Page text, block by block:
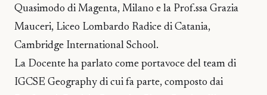
Quasimodo di Magenta, Milano e la Prof.ssa Grazia
Mauceri, Liceo Lombardo Radice di Catania,
Cambridge International School.
La Docente ha parlato come portavoce del team di
IGCSE Geography di cui fa parte, composto dai